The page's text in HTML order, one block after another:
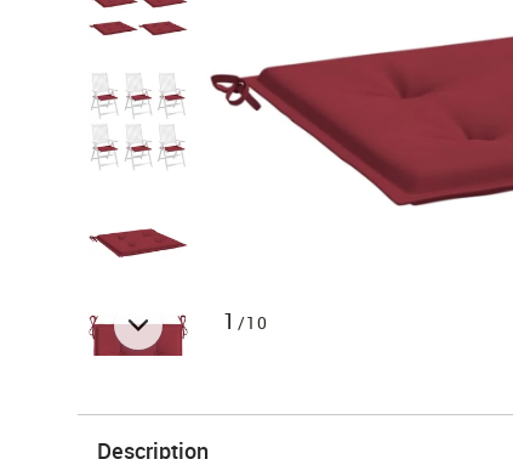
1 /10
Description